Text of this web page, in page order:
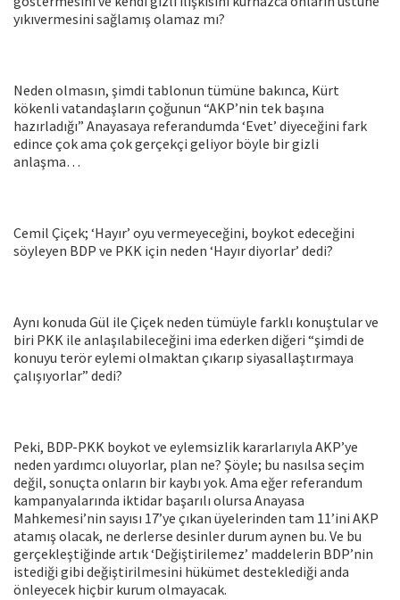
yıkıvermesini sağlamış olamaz mı?
Neden olmasın, şimdi tablonun tümüne bakınca, Kürt
kökenli vatandaşların çoğunun “AKP’nin tek başına
hazırladığı” Anayasaya referandumda ‘Evet’ diyeceğini fark
edince çok ama çok gerçekçi geliyor böyle bir gizli
anlaşma…
Cemil Çiçek; ‘Hayır’ oyu vermeyeceğini, boykot edeceğini
söyleyen BDP ve PKK için neden ‘Hayır diyorlar’ dedi?
Aynı konuda Gül ile Çiçek neden tümüyle farklı konuştular ve
biri PKK ile anlaşılabileceğini ima ederken diğeri “şimdi de
konuyu terör eylemi olmaktan çıkarıp siyasallaştırmaya
çalışıyorlar” dedi?
Peki, BDP-PKK boykot ve eylemsizlik kararlarıyla AKP’ye
neden yardımcı oluyorlar, plan ne? Şöyle; bu nasılsa seçim
değil, sonuçta onların bir kaybı yok. Ama eğer referandum
kampanyalarında iktidar başarılı olursa Anayasa
Mahkemesi’nin sayısı 17’ye çıkan üyelerinden tam 11’ini AKP
atamış olacak, ne derlerse desinler durum aynen bu. Ve bu
gerçekleştiğinde artık ‘Değiştirilemez’ maddelerin BDP’nin
istediği gibi değiştirilmesini hükümet desteklediği anda
önleyecek hiçbir kurum olmayacak.